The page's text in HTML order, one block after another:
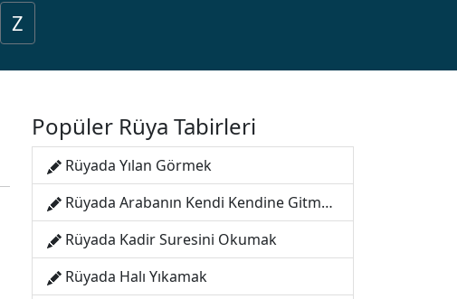
Z
Popüler Rüya Tabirleri
Rüyada Yılan Görmek
Rüyada Arabanın Kendi Kendine Gitmesi
Rüyada Kadir Suresini Okumak
Rüyada Halı Yıkamak